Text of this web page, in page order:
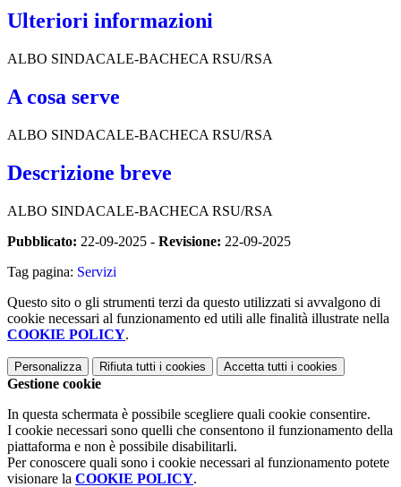
Ulteriori informazioni
ALBO SINDACALE-BACHECA RSU/RSA
A cosa serve
ALBO SINDACALE-BACHECA RSU/RSA
Descrizione breve
ALBO SINDACALE-BACHECA RSU/RSA
Pubblicato: 22-09-2025 - Revisione: 22-09-2025
Tag pagina: Servizi
Questo sito o gli strumenti terzi da questo utilizzati si avvalgono di
cookie necessari al funzionamento ed utili alle finalità illustrate nella
COOKIE POLICY.
Personalizza Rifiuta tutti i cookies Accetta tutti i cookies
Gestione cookie
In questa schermata è possibile scegliere quali cookie consentire.
I cookie necessari sono quelli che consentono il funzionamento della
piattaforma e non è possibile disabilitarli.
Per conoscere quali sono i cookie necessari al funzionamento potete
visionare la COOKIE POLICY.